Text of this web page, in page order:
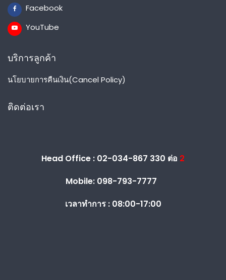
Facebook
YouTube
บริการลูกค้า
นโยบายการคืนเงิน(Cancel Policy)
ติดต่อเรา
Head Office : 02-034-867 330 ต่อ 2
Mobile: 098-793-7777
เวลาทำการ :08:00-17:00